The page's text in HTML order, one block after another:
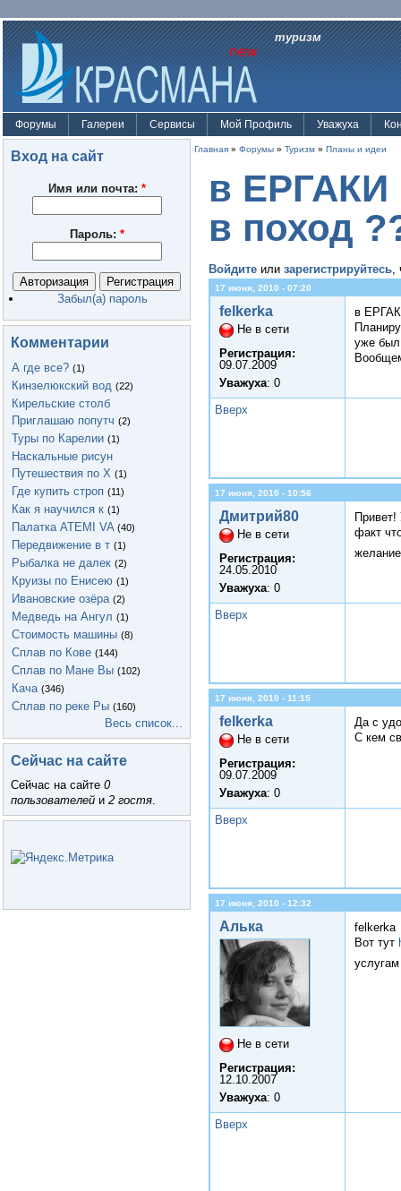
туризм
Форумы Галереи Сервисы Мой Профиль Уважуха
Вход на сайт
Имя или почта: *
Пароль: *
Забыл(а) пароль
Комментарии
А где все? (1)
Кинзелюкский вод (22)
Кирельские столб
Приглашаю попутч (2)
Туры по Карелии (1)
Наскальные рисун
Путешествия по Х (1)
Где купить строп (11)
Как я научился к (1)
Палатка ATEMI VA (40)
Передвижение в т (1)
Рыбалка не далек (2)
Круизы по Енисею (1)
Ивановские озёра (2)
Медведь на Ангул (1)
Стоимость машины (8)
Сплав по Кове (144)
Сплав по Мане Вы (102)
Кача (346)
Сплав по реке Ры (160)
Весь список...
Сейчас на сайте
Сейчас на сайте 0
пользователей и 2 гостя.
Главная » Форумы » Туризм » Планы и идеи
в ЕРГАКИ
в поход
Войдите или зарегистрируйтесь,
17 июня, 2010 - 07:20
felkerka
Не в сети
Регистрация:
09.07.2009
Уважуха: 0
в
уже
Вверх
17 июня, 2010 - 10:56
Дмитрий80
Не в сети
Регистрация:
24.05.2010
Уважуха: 0
Привет!
факт
Вверх
17 июня, 2010 - 11:15
felkerka
Не в сети
Регистрация:
09.07.2009
Уважуха: 0
Да с
С кем
Вверх
17 июня, 2010 - 12:32
Алька
Не в сети
Регистрация:
12.10.2007
Уважуха: 0
felkerka
Вот тут
Вверх